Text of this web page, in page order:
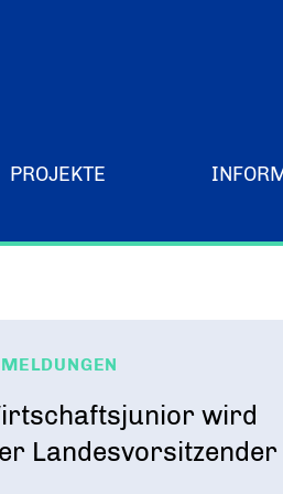
PROJEKTE
wird
Landesvorsitzender